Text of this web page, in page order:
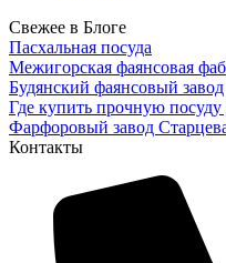
Свежее в Блоге
Пасхальная посуда
Межигорская фаянсовая
Будянский фаянсовый завод
Где купить прочную посуду
Фарфоровый завод
Контакты